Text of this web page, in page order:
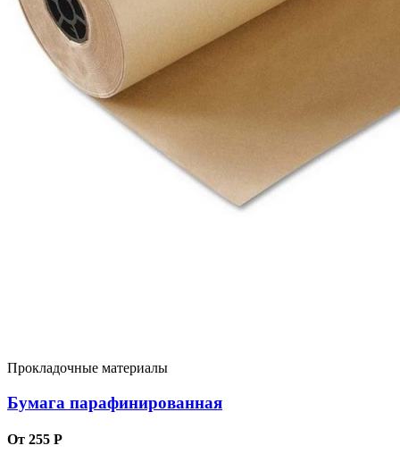
Прокладочные материалы
Бумага парафинированная
От 255 Р